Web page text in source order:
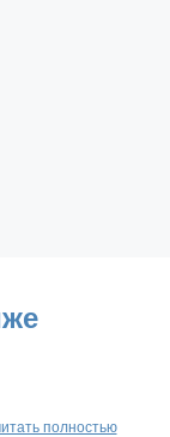
полностью